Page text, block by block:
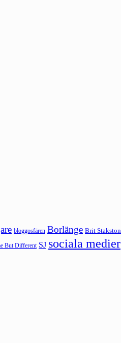
bloggosfären Borlänge Brit Stakston
But Different SJ sociala medier